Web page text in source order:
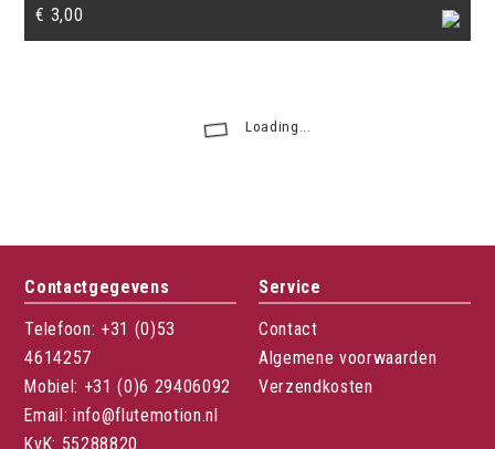
€ 3,00
Loading...
Contactgegevens
Telefoon: +31 (0)53
4614257
Mobiel: +31 (0)6 29406092
Email: info@flutemotion.nl
KvK: 55288820
Service
Contact
Algemene voorwaarden
Verzendkosten